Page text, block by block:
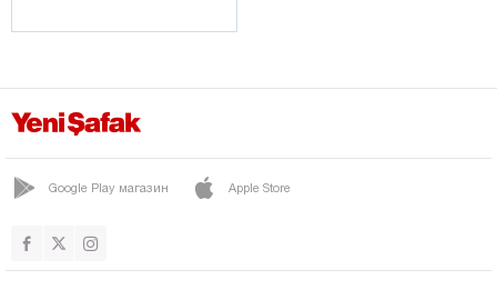
Google Play магазин Apple Store